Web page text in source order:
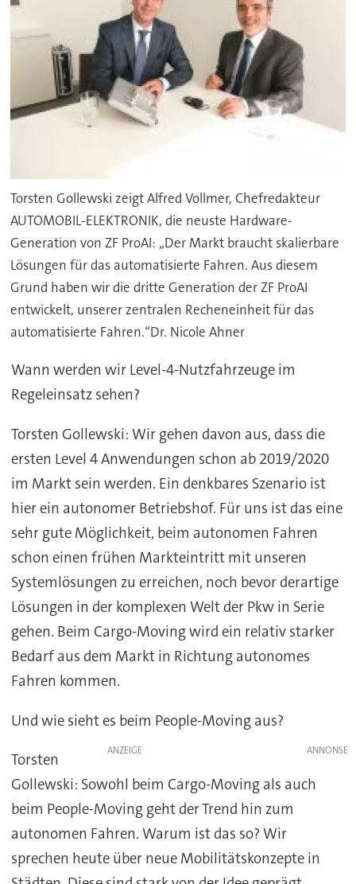
Torsten Gollewski zeigt Alfred Vollmer, Chefredakteur
AUTOMOBIL-ELEKTRONIK, die neuste Hardware-
Generation von ZF ProAI: „Der Markt braucht skalierbare
Lösungen für das automatisierte Fahren. Aus diesem
Grund haben wir die dritte Generation der ZF ProAI
entwickelt, unserer zentralen Recheneinheit für das
automatisierte Fahren.“Dr. Nicole Ahner
Wann werden wir Level-4-Nutzfahrzeuge im
Regeleinsatz sehen?
Torsten Gollewski: Wir gehen davon aus, dass die
ersten Level 4 Anwendungen schon ab 2019/2020
im Markt sein werden. Ein denkbares Szenario ist
hier ein autonomer Betriebshof. Für uns ist das eine
sehr gute Möglichkeit, beim autonomen Fahren
schon einen frühen Markteintritt mit unseren
Systemlösungen zu erreichen, noch bevor derartige
Lösungen in der komplexen Welt der Pkw in Serie
gehen. Beim Cargo-Moving wird ein relativ starker
Bedarf aus dem Markt in Richtung autonomes
Fahren kommen.
Und wie sieht es beim People-Moving aus?
ANZEIGE
Torsten
Gollewski: Sowohl beim Cargo-Moving als auch
beim People-Moving geht der Trend hin zum
autonomen Fahren. Warum ist das so? Wir
sprechen heute über neue Mobilitätskonzepte in